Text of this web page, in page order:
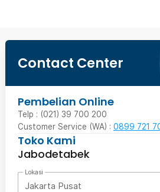
Contact Center
Pembelian Online
Telp : (021) 39 700 200
Customer Service (WA) : 0899 721
Toko Kami
Jabodetabek
Lokasi
Jakarta Pusat